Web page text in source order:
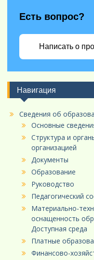
Есть вопрос?
Написать о
Навигация
Сведения об
Основные
Структура и
организацией
Документы
Образование
Руководство
Педагогический
Материально-
оснащенность
Доступная среда
Платные
Финансово-